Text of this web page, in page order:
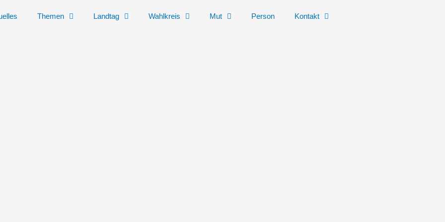
Themen Landtag Wahlkreis Mut Person Kontakt